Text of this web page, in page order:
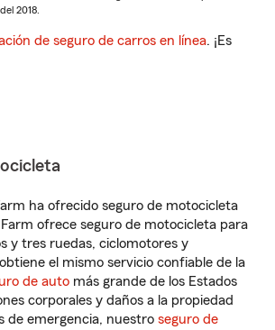
2018.
de seguro de carros en línea. ¡Es
ha ofrecido seguro de motocicleta
ofrece seguro de motocicleta para
y tres ruedas, ciclomotores y
el mismo servicio confiable de la
de auto más grande de los Estados
corporales y daños a la propiedad
de emergencia, nuestro seguro de